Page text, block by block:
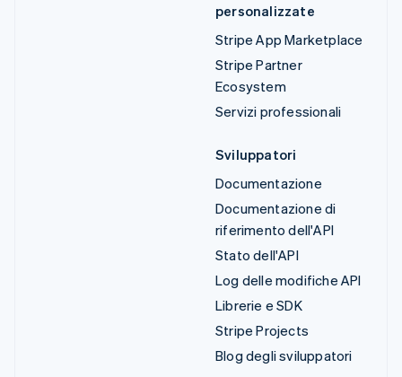
personalizzate
Stripe App Marketplace
Stripe Partner
Ecosystem
Servizi professionali
Sviluppatori
Documentazione
Documentazione di
riferimento dell'API
Stato dell'API
Log delle modifiche API
Librerie e SDK
Stripe Projects
Blog degli sviluppatori